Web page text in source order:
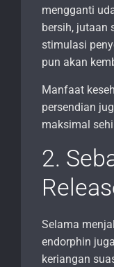
mengganti
bersih, jutaan
stimulasi
pun akan
Manfaat
persendian
maksimal
2.
Selama
endorphin
keriangan